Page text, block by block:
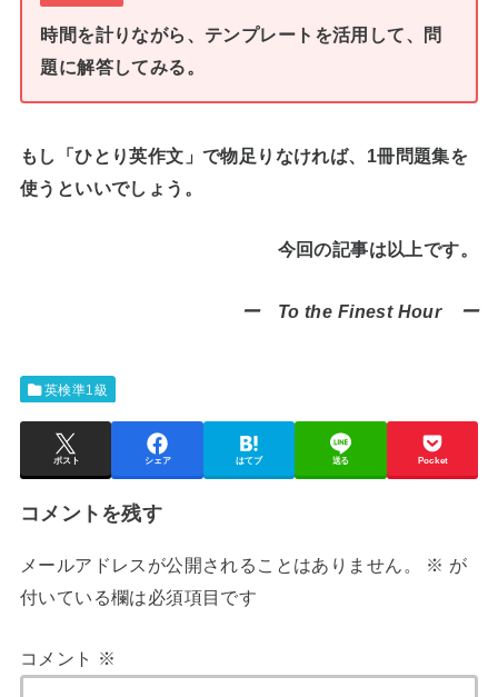
時間を計りながら、テンプレートを活用して、問
題に解答してみる。
もし「ひとり英作文」で物足りなければ、1冊問題集を
使うといいでしょう。
今回の記事は以上です。
ー To the Finest Hour ー
英検準1級
ポスト シェア はてブ 送る Pocket
コメントを残す
メールアドレスが公開されることはありません。 ※ が
付いている欄は必須項目です
コメント ※